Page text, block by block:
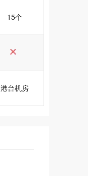
15个
港台机房